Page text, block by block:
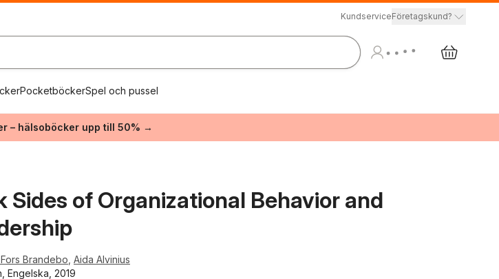
KundserviceFöretagskund?
PocketböckerSpel och pussel
– hälsoböcker upp till 50% →
Sides of Organizational Behavior and
Brandebo Aida Alvinius
Engelska, 2019